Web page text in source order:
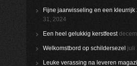
Fijne jaarwisseling en een kleurrijk
31, 2024
Een heel gelukkig kerstfeest
Welkomstbord op schildersezel juli
Leuke verassing na leveren